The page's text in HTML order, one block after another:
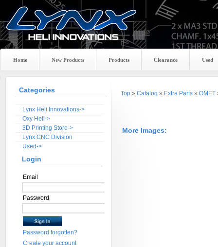
Home New Products Products Clearance Used
Top» Catalog » Extra Parts» OMET
More Images:
Categories
Lynx Heli Innovations->
Oxy Heli->
3D Printing Store->
Lynx CNC Division
Used->
Login
Email
Password
Password forgotten?
Create your account